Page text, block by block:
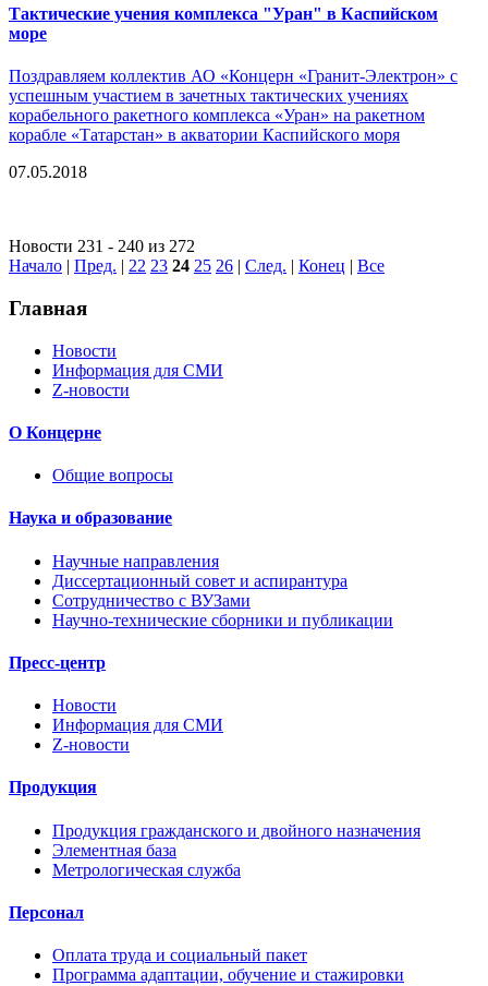
Тактические учения комплекса "Уран" в Каспийском
море
Поздравляем коллектив АО «Концерн «Гранит-Электрон» с
успешным участием в зачетных тактических учениях
корабельного ракетного комплекса «Уран» на ракетном
корабле «Татарстан» в акватории Каспийского моря
07.05.2018
Новости 231 - 240 из 272
Начало | Пред. | 22 23 24 25 26 | След. | Конец | Все
Главная
Новости
Информация для СМИ
Z-новости
О Концерне
Общие вопросы
Наука и образование
Научные направления
Диссертационный совет и аспирантура
Сотрудничество с ВУЗами
Научно-технические сборники и публикации
Пресс-центр
Новости
Информация для СМИ
Z-новости
Продукция
Продукция гражданского и двойного назначения
Элементная база
Метрологическая служба
Персонал
Оплата труда и социальный пакет
Программа адаптации, обучение и стажировки